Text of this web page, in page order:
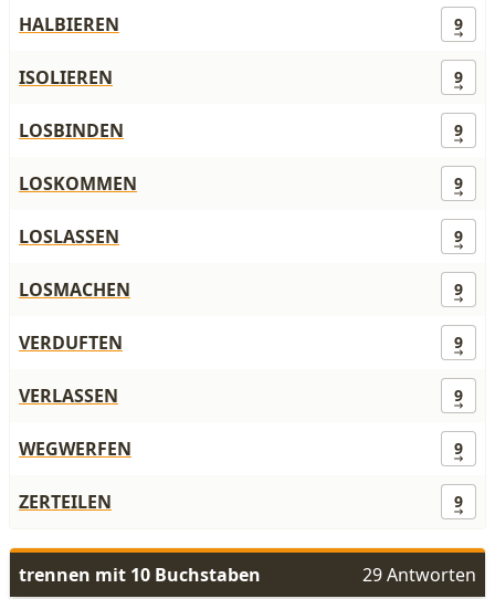
HALBIEREN 9
ISOLIEREN 9
LOSBINDEN 9
LOSKOMMEN 9
LOSLASSEN 9
LOSMACHEN 9
VERDUFTEN 9
VERLASSEN 9
WEGWERFEN 9
ZERTEILEN 9
trennen mit 10 Buchstaben
29 Antworten